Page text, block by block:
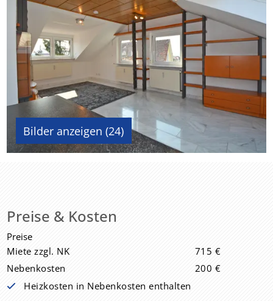
Bilder anzeigen (24)
Preise & Kosten
Preise
Miete zzgl. NK
715 €
Nebenkosten
200 €
Heizkosten in Nebenkosten enthalten